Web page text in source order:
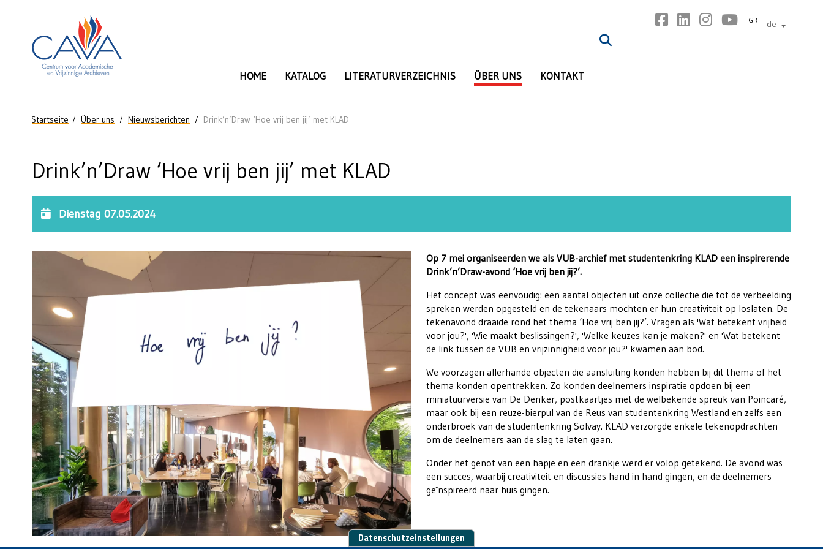
GR de andere
HOME KATALOG LITERATURVERZEICHNIS ÜBER UNS KONTAKT
Sie sind hier
Startseite Über uns Nieuwsberichten Drink’n’Draw ‘Hoe vrij ben jij’ met KLAD
Drink’n’Draw ‘Hoe vrij ben jij’ met KLAD
Dienstag 07.05.2024
Op 7 mei organiseerden we als VUB-archief met studentenkring KLAD een inspirerende
Drink’n’Draw-avond ‘Hoe vrij ben jij?’.
Het concept was eenvoudig: een aantal objecten uit onze collectie die tot de verbeelding
spreken werden opgesteld en de tekenaars mochten er hun creativiteit op loslaten. De
tekenavond draaide rond het thema ‘Hoe vrij ben jij?’. Vragen als 'Wat betekent vrijheid
voor jou?', 'Wie maakt beslissingen?', 'Welke keuzes kan je maken?' en 'Wat betekent
de link tussen de VUB en vrijzinnigheid voor jou?' kwamen aan bod.
We voorzagen allerhande objecten die aansluiting konden hebben bij dit thema of het
thema konden opentrekken. Zo konden deelnemers inspiratie opdoen bij een
miniatuurversie van De Denker, postkaartjes met de welbekende spreuk van Poincaré,
maar ook bij een reuze-bierpul van de Reus van studentenkring Westland en zelfs een
onderbroek van de studentenkring Solvay. KLAD verzorgde enkele tekenopdrachten
om de deelnemers aan de slag te laten gaan.
Onder het genot van een hapje en een drankje werd er volop getekend. De avond was
een succes, waarbij creativiteit en discussies hand in hand gingen, en de deelnemers
geïnspireerd naar huis gingen.
Datenschutzeinstellungen